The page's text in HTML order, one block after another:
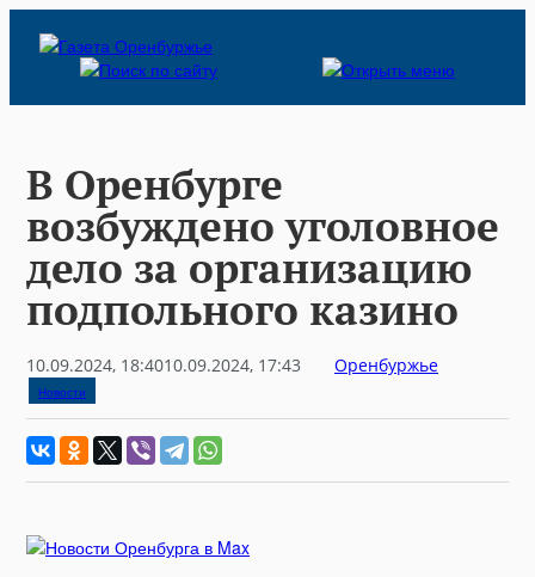
В Оренбурге
возбуждено уголовное
дело за организацию
подпольного казино
10.09.2024, 18:4010.09.2024, 17:43 Оренбуржье
Новости